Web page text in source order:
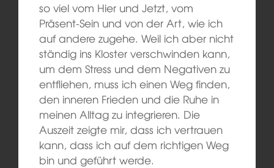
so viel vom Hier und Jetzt, vom
Präsent-Sein und von der Art, wie ich
auf andere zugehe. Weil ich aber nicht
ständig ins Kloster verschwinden kann,
um dem Stress und dem Negativen zu
entfliehen, muss ich einen Weg finden,
den inneren Frieden und die Ruhe in
meinen Alltag zu integrieren. Die
Auszeit zeigte mir, dass ich vertrauen
kann, dass ich auf dem richtigen Weg
bin und geführt werde.